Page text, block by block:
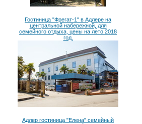
Гостиница "Фрегат-1" в Адлере на
центральной набережной, для
семейного отдыха, цены на лето 2018
год.
Адлер гостиница "Елена" семейный